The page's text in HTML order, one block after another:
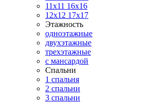
11x11 16х16
12х12 17х17
Этажность
одноэтажные
двухэтажные
трехэтажные
с мансардой
Спальни
1 спальня
2 спальни
3 спальни